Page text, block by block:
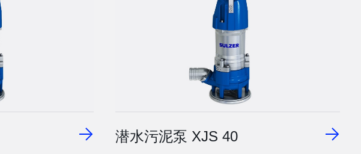
潜水污泥泵 XJS 40